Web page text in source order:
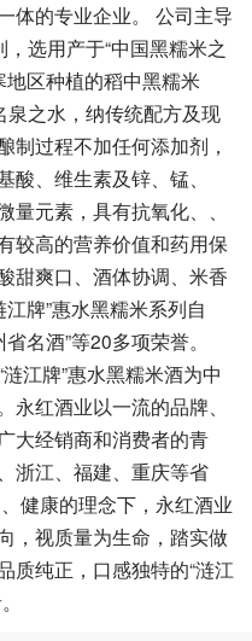
体的专业企业。 公司主导
选用产于“中国黑糯米之
地区种植的稻中黑糯米
泉之水，纳传统配方及现
制过程不加任何添加剂，
、维生素及锌、锰、
元素，具有抗氧化、、
较高的营养价值和药用保
甜爽口、酒体协调、米香
牌”惠水黑糯米系列自
名酒”等20多项荣誉。
江牌”惠水黑糯米酒为中
红酒业以一流的品牌、
大经销商和消费者的青
浙江、福建、重庆等省
健康的理念下，永红酒业
，视质量为生命，踏实做
质纯正，口感独特的“涟江